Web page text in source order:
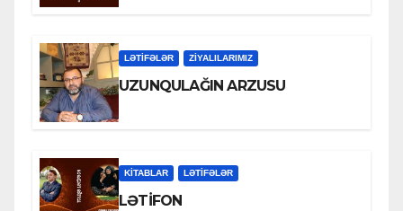
LƏTIFƏLƏR ZİYALILARIMIZ
UZUNQULAĞIN ARZUSU
KİTABLAR LƏTIFƏLƏR
LƏTİFON